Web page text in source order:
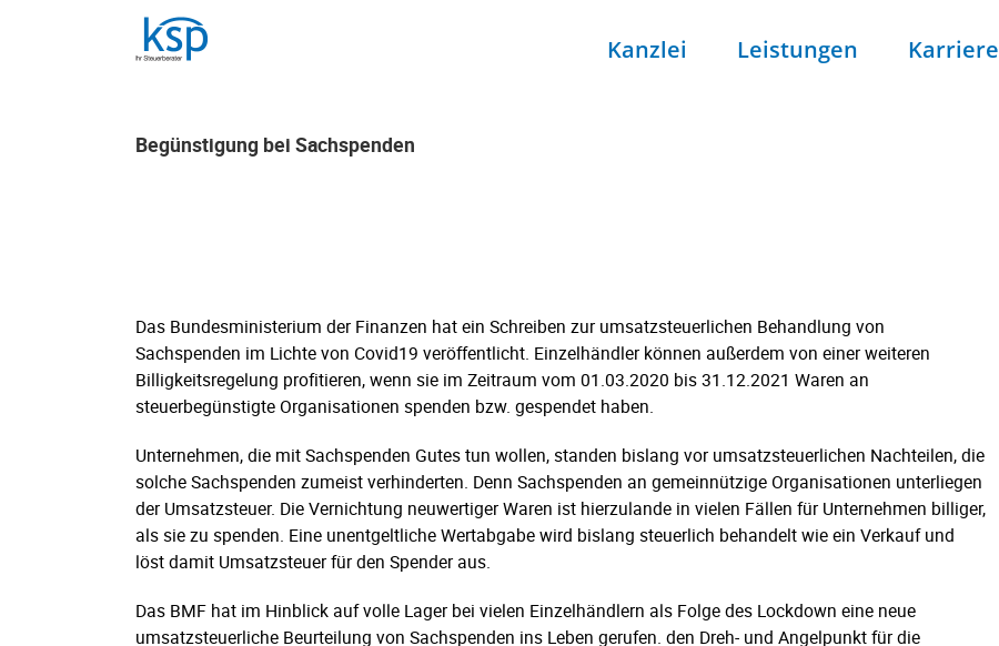
Kanzlei Leistungen Karriere
Begünstigung bei Sachspenden
Das Bundesministerium der Finanzen hat ein Schreiben zur umsatzsteuerlichen Behandlung von
Sachspenden im Lichte von Covid19 veröffentlicht. Einzelhändler können außerdem von einer weiteren
Billigkeitsregelung profitieren, wenn sie im Zeitraum vom 01.03.2020 bis 31.12.2021 Waren an
steuerbegünstigte Organisationen spenden bzw. gespendet haben.
Unternehmen, die mit Sachspenden Gutes tun wollen, standen bislang vor umsatzsteuerlichen Nachteilen, die
solche Sachspenden zumeist verhinderten. Denn Sachspenden an gemeinnützige Organisationen unterliegen
der Umsatzsteuer. Die Vernichtung neuwertiger Waren ist hierzulande in vielen Fällen für Unternehmen billiger,
als sie zu spenden. Eine unentgeltliche Wertabgabe wird bislang steuerlich behandelt wie ein Verkauf und
löst damit Umsatzsteuer für den Spender aus.
Das BMF hat im Hinblick auf volle Lager bei vielen Einzelhändlern als Folge des Lockdown eine neue
umsatzsteuerliche Beurteilung von Sachspenden ins Leben gerufen. den Dreh- und Angelpunkt für die